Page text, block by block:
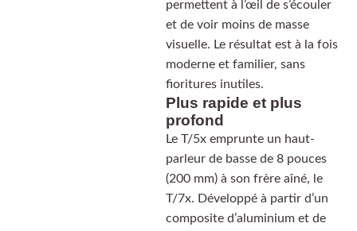
permettent à l’œil de s’écouler
et de voir moins de masse
visuelle. Le résultat est à la fois
moderne et familier, sans
fioritures inutiles.
Plus rapide et plus
profond
Le T/5x emprunte un haut-
parleur de basse de 8 pouces
(200 mm) à son frère aîné, le
T/7x. Développé à partir d’un
composite d’aluminium et de